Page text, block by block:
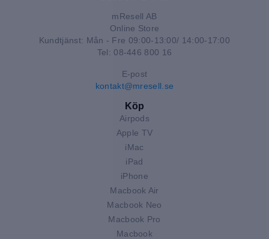
mResell AB
Online Store
Kundtjänst: Mån - Fre 09:00-13:00/ 14:00-17:00
Tel: 08-446 800 16
E-post
kontakt@mresell.se
Köp
Airpods
Apple TV
iMac
iPad
iPhone
Macbook Air
Macbook Neo
Macbook Pro
Macbook